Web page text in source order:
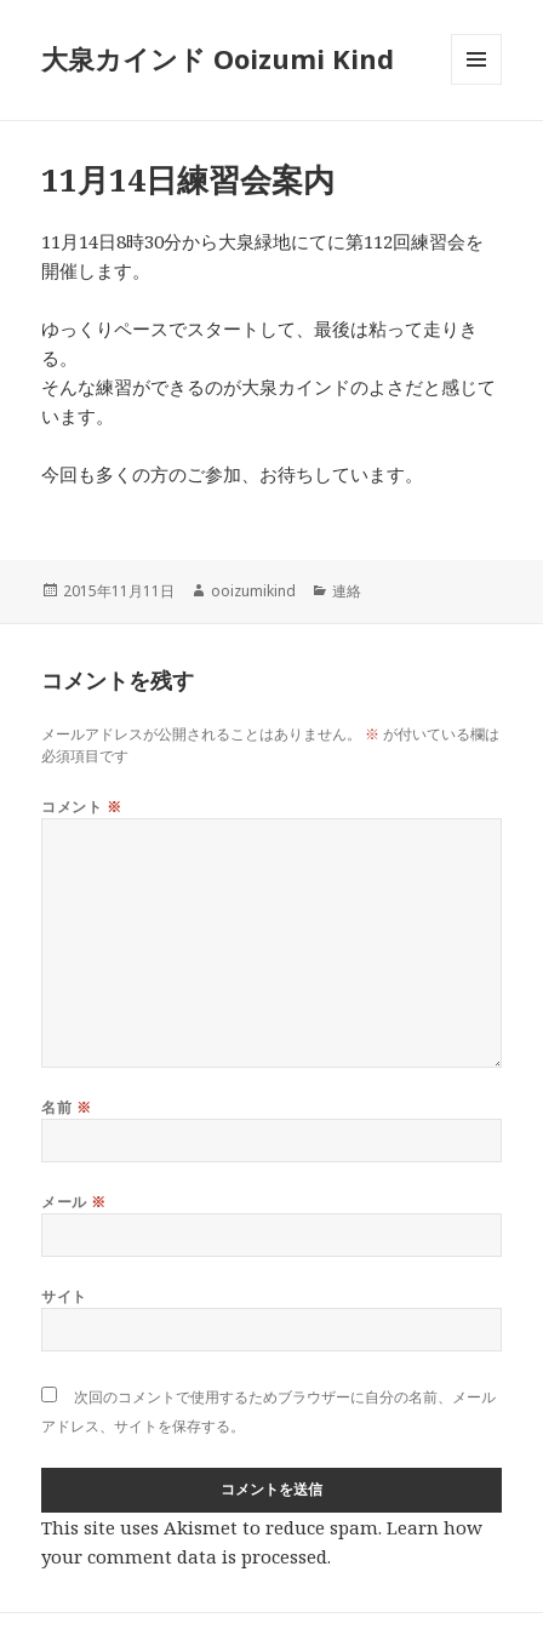
大泉カインド Ooizumi Kind
11月14日練習会案内
11月14日8時30分から大泉緑地にてに第112回練習会を
開催します。
ゆっくりペースでスタートして、最後は粘って走りき
る。
そんな練習ができるのが大泉カインドのよさだと感じて
います。
今回も多くの方のご参加、お待ちしています。
投
2015年11月11日
作
ooizumikind
カ
連絡
コメントを残す
メールアドレスが公開されることはありません。 ※ が付いている欄は
必須項目です
コメント ※
名前 ※
メール ※
サイト
次回のコメントで使用するためブラウザーに自分の名前、メール
アドレス、サイトを保存する。
This site uses Akismet to reduce spam.Learn how
your comment data is processed.